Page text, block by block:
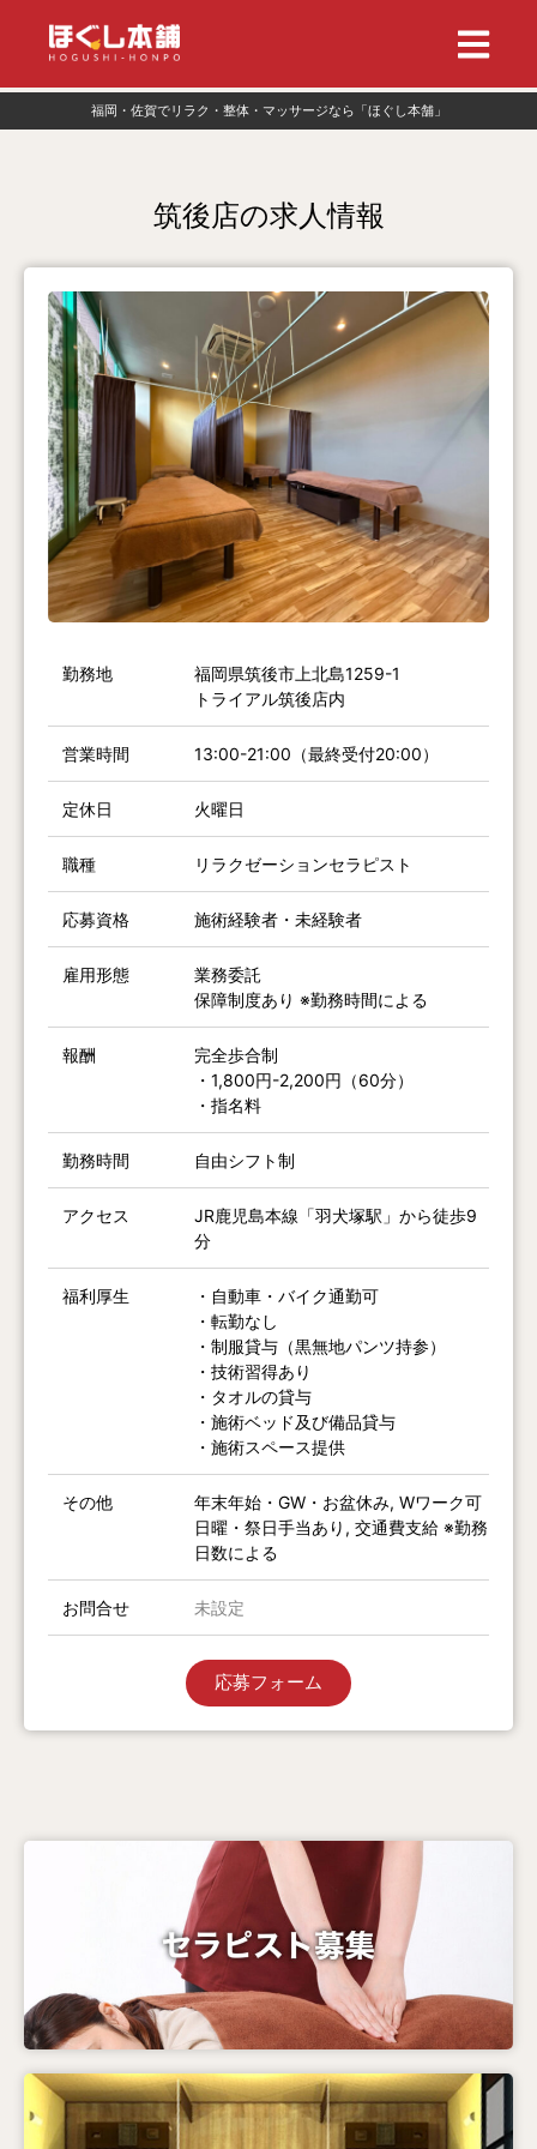
福岡・佐賀でリラク・整体・マッサージなら「ほぐし本舗」
筑後店の求人情報
勤務地
福岡県筑後市上北島1259-1
トライアル筑後店内
営業時間 13:00-21:00（最終受付20:00）
定休日 火曜日
職種 リラクゼーションセラピスト
応募資格 施術経験者・未経験者
雇用形態
業務委託
保障制度あり ※勤務時間による
報酬
完全歩合制
・1,800円-2,200円（60分）
・指名料
勤務時間 自由シフト制
アクセス
JR鹿児島本線「羽犬塚駅」から徒歩9
分
福利厚生
・自動車・バイク通勤可
・転勤なし
・制服貸与（黒無地パンツ持参）
・技術習得あり
・タオルの貸与
・施術ベッド及び備品貸与
・施術スペース提供
その他
年末年始・GW・お盆休み, Wワーク可
日曜・祭日手当あり, 交通費支給 ※勤務
日数による
お問合せ 未設定
応募フォーム